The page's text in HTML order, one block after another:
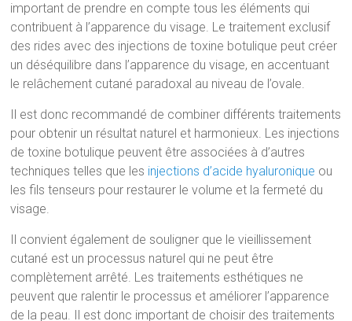
important de prendre en compte tous les éléments qui
contribuent à l’apparence du visage. Le traitement exclusif
des rides avec des injections de toxine botulique peut créer
un déséquilibre dans l’apparence du visage, en accentuant
le relâchement cutané paradoxal au niveau de l’ovale.
Il est donc recommandé de combiner différents traitements
pour obtenir un résultat naturel et harmonieux. Les injections
de toxine botulique peuvent être associées à d’autres
techniques telles que les injections d’acide hyaluronique ou
les fils tenseurs pour restaurer le volume et la fermeté du
visage.
Il convient également de souligner que le vieillissement
cutané est un processus naturel qui ne peut être
complètement arrêté. Les traitements esthétiques ne
peuvent que ralentir le processus et améliorer l’apparence
de la peau. Il est donc important de choisir des traitements